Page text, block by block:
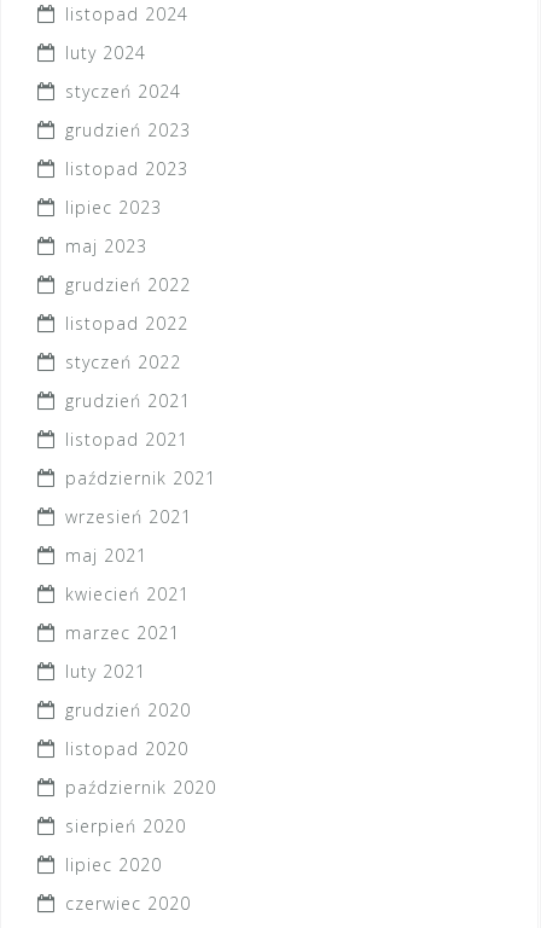
listopad 2024
luty 2024
styczeń 2024
grudzień 2023
listopad 2023
lipiec 2023
maj 2023
grudzień 2022
listopad 2022
styczeń 2022
grudzień 2021
listopad 2021
październik 2021
wrzesień 2021
maj 2021
kwiecień 2021
marzec 2021
luty 2021
grudzień 2020
listopad 2020
październik 2020
sierpień 2020
lipiec 2020
czerwiec 2020